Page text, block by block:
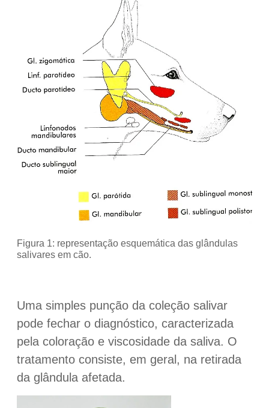
Figura 1: representação esquemática das glândulas
salivares em cão.
Uma simples punção da coleção salivar
pode fechar o diagnóstico, caracterizada
pela coloração e viscosidade da saliva. O
tratamento consiste, em geral, na retirada
da glândula afetada.